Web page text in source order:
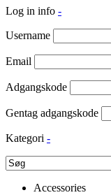
Log in info -
Username
Email
Adgangskode
Gentag adgangskode
Kategori -
Accessories